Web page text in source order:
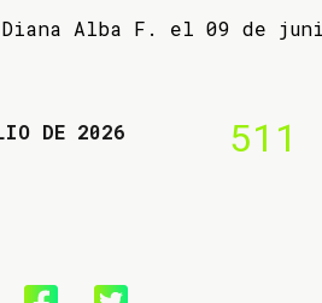
Alba F. el 09 de
DE 2026
511